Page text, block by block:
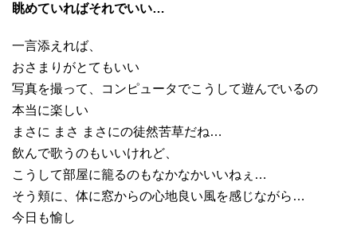
眺めていればそれでいい…
一言添えれば、
おさまりがとてもいい
写真を撮って、コンピュータでこうして遊んでいるの
本当に楽しい
まさに まさ まさにの徒然苦草だね…
飲んで歌うのもいいけれど、
こうして部屋に籠るのもなかなかいいねぇ…
そう頬に、体に窓からの心地良い風を感じながら…
今日も愉し